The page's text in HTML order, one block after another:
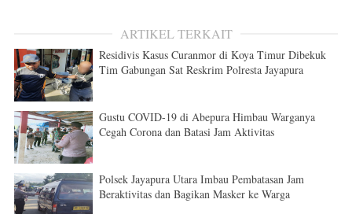
ARTIKEL TERKAIT
Residivis Kasus Curanmor di Koya Timur Dibekuk
Tim Gabungan Sat Reskrim Polresta Jayapura
Gustu COVID-19 di Abepura Himbau Warganya
Cegah Corona dan Batasi Jam Aktivitas
Polsek Jayapura Utara Imbau Pembatasan Jam
Beraktivitas dan Bagikan Masker ke Warga